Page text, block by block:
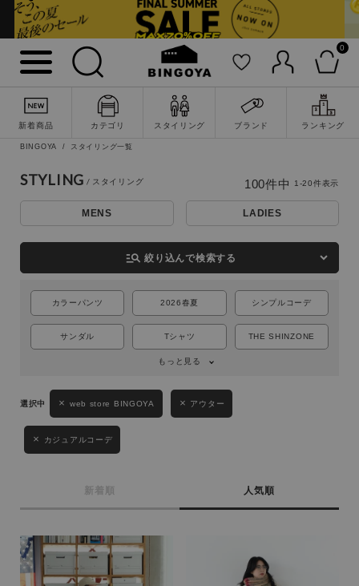
0
新着商品 カテゴリ スタイリング ブランド ランキング
詳細検索
BINGOYA スタイリング一覧
STYLING
MENS LADIES
manage_search 絞り込んで検索する
カラーパンツ 2026春夏 シンプルコーデ
サンダル Tシャツ THE SHINZONE
もっと見る
web store BINGOYA アウター
カジュアルコーデ
新着順 人気順
100件中 1-20件表示